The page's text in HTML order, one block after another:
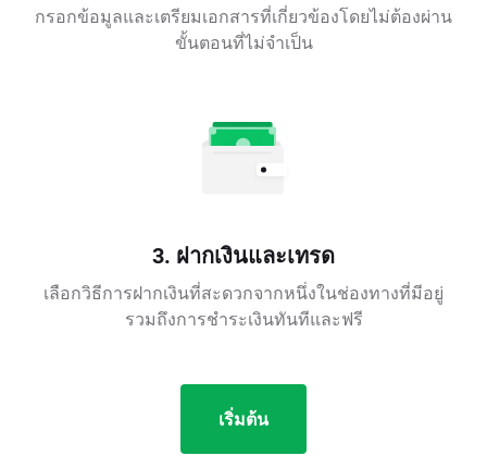
กรอกข้อมูลและเตรียมเอกสารที่เกี่ยวข้องโดยไม่ต้องผ่าน
ขั้นตอนที่ไม่จำเป็น
3. ฝากเงินและเทรด
เลือกวิธีการฝากเงินที่สะดวกจากหนึ่งในช่องทางที่มีอยู่
รวมถึงการชำระเงินทันทีและฟรี
เริ่มต้น